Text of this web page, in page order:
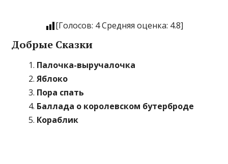
[Голосов: 4Средняя оценка: 4.8]
Добрые Сказки
Палочка-выручалочка
Яблоко
Пора спать
Баллада о королевском бутерброде
Кораблик